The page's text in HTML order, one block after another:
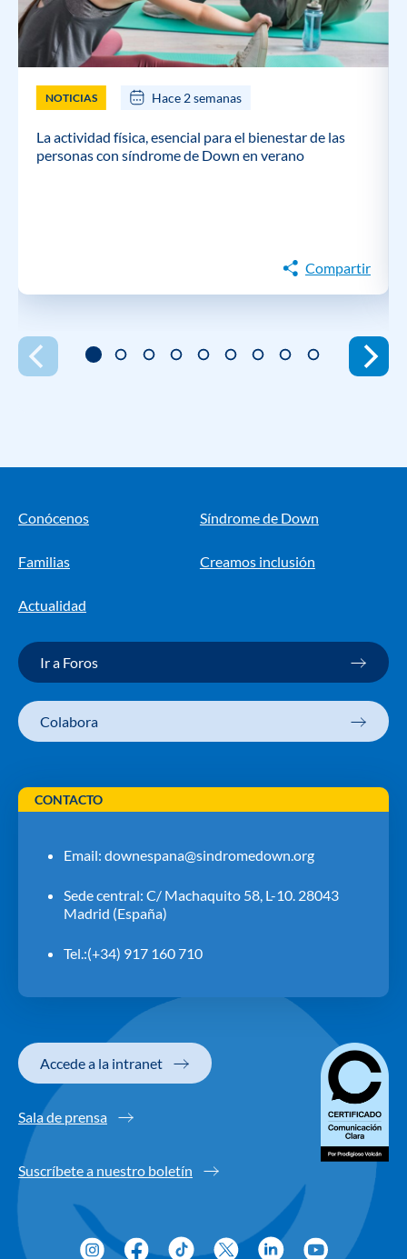
NOTICIAS Hace 2 semanas
La actividad física, esencial para el bienestar de las
personas con síndrome de Down en verano
Compartir
Conócenos Síndrome de Down
Familias Creamos inclusión
Actualidad
Ir a Foros
Colabora
CONTACTO
Email: downespana@sindromedown.org
Sede central: C/ Machaquito 58, L-10. 28043
Madrid (España)
Tel.:(+34) 917 160 710
Accede a la intranet
Sala de prensa
Suscríbete a nuestro boletín